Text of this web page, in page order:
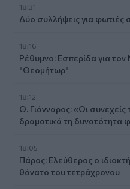
18:31
Δύο συλλήψεις για φωτιές
18:16
Ρέθυμνο: Εσπερίδα για
"Θεομήτωρ"
18:12
Θ. Γιάνναρος: «Οι συνεχείς
δραματικά τη δυνατότητα
18:05
Πάρος: Ελεύθερος ο
θάνατο του τετράχρονου